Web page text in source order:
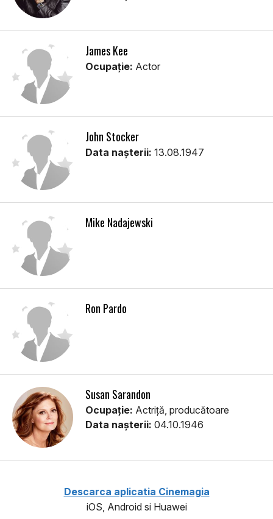
James Kee
Ocupație: Actor
John Stocker
Data nașterii: 13.08.1947
Mike Nadajewski
Ron Pardo
Susan Sarandon
Ocupație: Actriță, producătoare
Data nașterii: 04.10.1946
Descarca aplicatia Cinemagia
iOS, Android si Huawei